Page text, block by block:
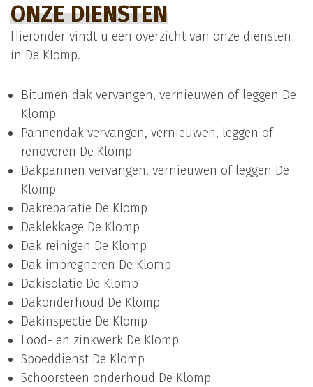
ONZE DIENSTEN
Hieronder vindt u een overzicht van onze diensten
in De Klomp.
Bitumen dak vervangen, vernieuwen of leggen De
Klomp
Pannendak vervangen, vernieuwen, leggen of
renoveren De Klomp
Dakpannen vervangen, vernieuwen of leggen De
Klomp
Dakreparatie De Klomp
Daklekkage De Klomp
Dak reinigen De Klomp
Dak impregneren De Klomp
Dakisolatie De Klomp
Dakonderhoud De Klomp
Dakinspectie De Klomp
Lood- en zinkwerk De Klomp
Spoeddienst De Klomp
Schoorsteen onderhoud De Klomp